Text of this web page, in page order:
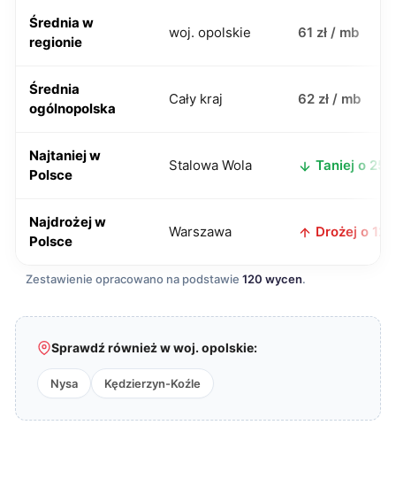
Średnia w
regionie
woj. opolskie 61 zł / mb
Średnia
ogólnopolska
Cały kraj 62 zł / mb
Najtaniej w
Polsce
Stalowa Wola Taniej o 25
Najdrożej w
Polsce
Warszawa Drożej o 12
Zestawienie opracowano na podstawie 120 wycen.
Sprawdź również w woj. opolskie:
Nysa Kędzierzyn-Koźle